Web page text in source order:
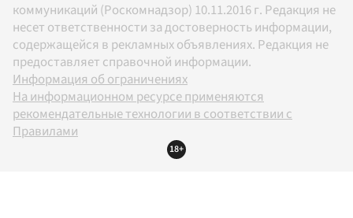
коммуникаций (Роскомнадзор) 10.11.2016 г. Редакция не
несет ответственности за достоверность информации,
содержащейся в рекламных объявлениях. Редакция не
предоставляет справочной информации.
Информация об ограничениях
На информационном ресурсе применяются
рекомендательные технологии в соответствии с
Правилами
18+